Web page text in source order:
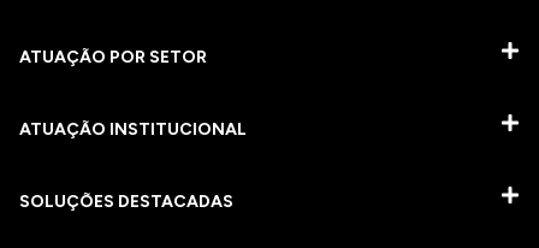
ATUAÇÃO POR SETOR
ATUAÇÃO INSTITUCIONAL
SOLUÇÕES DESTACADAS